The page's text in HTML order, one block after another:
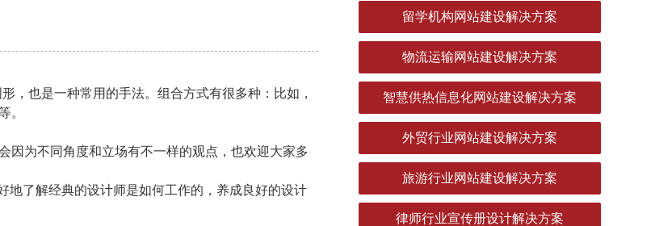
，也是一种常用的手法。组合方式有很多种：比如，
。
为不同角度和立场有不一样的观点，也欢迎大家多
地了解经典的设计师是如何工作的，养成良好的设计
留学机构网站建设解决方案
物流运输网站建设解决方案
智慧供热信息化网站建设解决方案
外贸行业网站建设解决方案
旅游行业网站建设解决方案
律师行业宣传册设计解决方案